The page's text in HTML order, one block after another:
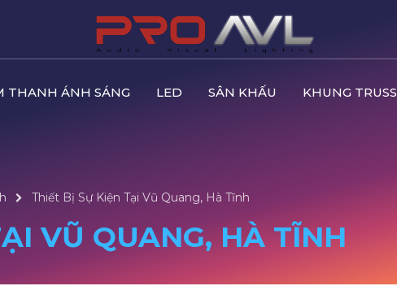
THANH ÁNH SÁNG LED SÂN KHẤU KHUNG TRUSS
Thiết Bị Sự Kiện Tại Vũ Quang, Hà Tĩnh
VŨ QUANG, HÀ TĨNH